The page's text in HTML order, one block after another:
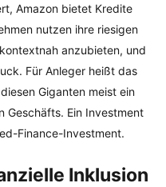
Amazon bietet Kredite
nutzen ihre riesigen
anzubieten, und
Für Anleger heißt das
Giganten meist ein
Geschäfts. Ein Investment
Finance-Investment.
Inklusion